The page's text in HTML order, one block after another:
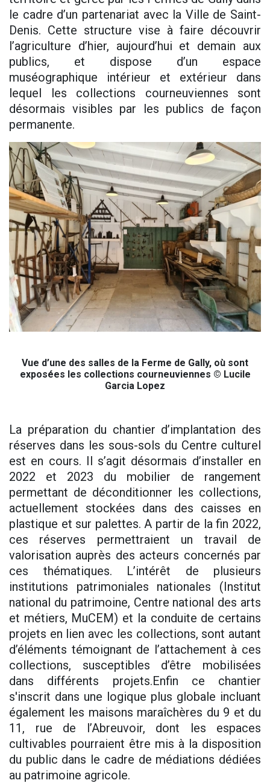
le cadre d’un partenariat avec la Ville de Saint-
Denis. Cette structure vise à faire découvrir
l’agriculture d’hier, aujourd’hui et demain aux
publics, et dispose d’un espace
muséographique intérieur et extérieur dans
lequel les collections courneuviennes sont
désormais visibles par les publics de façon
permanente.
Vue d’une des salles de la Ferme de Gally, où sont
exposées les collections courneuviennes © Lucile
Garcia Lopez
La préparation du chantier d’implantation des
réserves dans les sous-sols du Centre culturel
est en cours. Il s’agit désormais d’installer en
2022 et 2023 du mobilier de rangement
permettant de déconditionner les collections,
actuellement stockées dans des caisses en
plastique et sur palettes. A partir de la fin 2022,
ces réserves permettraient un travail de
valorisation auprès des acteurs concernés par
ces thématiques. L’intérêt de plusieurs
institutions patrimoniales nationales (Institut
national du patrimoine, Centre national des arts
et métiers, MuCEM) et la conduite de certains
projets en lien avec les collections, sont autant
d’éléments témoignant de l’attachement à ces
collections, susceptibles d’être mobilisées
dans différents projets.Enfin ce chantier
s'inscrit dans une logique plus globale incluant
également les maisons maraîchères du 9 et du
11, rue de l’Abreuvoir, dont les espaces
cultivables pourraient être mis à la disposition
du public dans le cadre de médiations dédiées
au patrimoine agricole.